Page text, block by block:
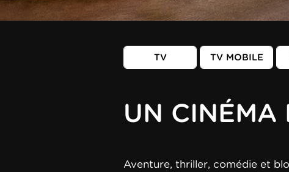
TV TV MOBILE
UN CINÉMA
Aventure, thriller, comédie et